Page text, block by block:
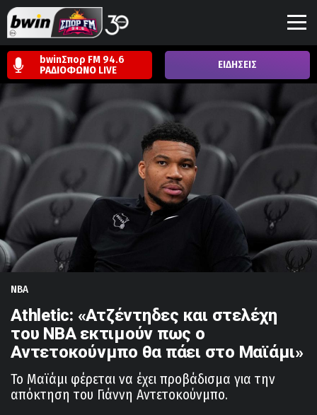
bwinΣπορ FM 94.6
ΡΑΔΙΟΦΩΝΟ LIVE ΕΙΔΗΣΕΙΣ
NBA
Athletic: «Ατζέντηδες και στελέχη
του ΝΒΑ εκτιμούν πως ο
Αντετοκούνμπο θα πάει στο Μαϊάμι»
Το Μαϊάμι φέρεται να έχει προβάδισμα για την
απόκτηση του Γιάννη Αντετοκούνμπο.